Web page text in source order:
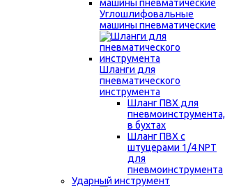
Углошлифовальные
машины пневматические
Шланги для
пневматического
инструмента
Шланг ПВХ для
пневмоинструмента,
в бухтах
Шланг ПВХ с
штуцерами 1/4 NPT
для
пневмоинструмента
Ударный инструмент